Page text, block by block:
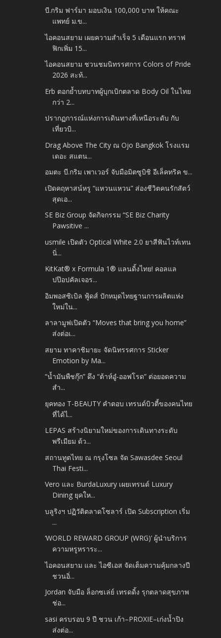
บี.กริม ฟาร์มา มอบเงิน 100,000 บาท ให้คณะ
แพทย์ ม.ข...
ไอคอนสยาม เผยความสำเร็จ 5 เดือนแรก ทราฟ
ฟิกเพิ่ม 15...
ไอคอนสยาม ชวนชมนิทรรศการ Colors of Pride
2026 สะท้...
Erb ตอกย้ำบทบาทผู้บุกเบิกตลาด Body Oil ในไทย
กว่า 2...
ปรากฏการณ์แห่งการเดินทางที่เหนือระดับ กับ
เที่ยวบิ...
Drag Above The City ณ Ojo Bangkok โรงแรม
เดอะ สแตน...
อมตะ บี.กริม เพาเวอร์ จับมือมิตซูบิชิ อีเล็คทริค ข...
เปิดคฤหาสน์หรู “แหวนแหวน” ส่องชีวิตคนรักสัตว์
สุดเอ...
SE Biz Group จัดกิจกรรม “SE Biz Charity
Pawsitive ...
usmile เปิดตัว Optical White 2.0 ยาสีฟันไวท์เทน
นิ่...
KitKat® x Formula 1® แลนดิ้งไทย! คอลแล
ปป๊อปคัลเจอร...
อิมพอสซิเบิล ฟู้ดส์ ปักหมุดไทยฐานการผลิตแห่ง
ใหม่ใน...
ลาลามูฟเปิดตัว “Moves that bring you home”
ส่งต่อเ...
สยาม ทาคาชิมายะ จัดนิทรรศการ Sticker
Emotion by Ma...
“น้ำมันพืชกุ๊ก” ดึง “ต้าห์อู๋-ออฟโรด” ต่อยอดความ
สำ...
ยุคทอง T-BEAUTY คำตอบ เทรนด์บิวตี้ของคนไทย
ที่ได้ไ...
LEPAS สร้างนิยามใหม่ของการเดินทางระดับ
พรีเมียม ด้ว...
สถานทูตไทย ณ กรุงโซล จัด Sawasdee Seoul
Thai Festi...
Vero และ BurdaLuxury เผยเทรนด์ Luxury
Dining ยุคให...
บลูริงฯ ปฏิวัติตลาดโซลาร์ เปิด Subscription เริ่ม
...
‘WORLD REWARD GROUP (WRG)’ ผู้นำบริการ
ความหรูหราระ...
ไอคอนสยาม และ ไอซีเอส จัดเต็มความคุ้มกลางปี
ชวนอิ่...
Jordan จับมือ ล็อกซเล่ย์ เทรดดิ้ง รุกตลาดสุขภาพ
ช่อ...
sasi ครบรอบ 9 ปี ชวน เก้า–PROXIE–เก่งน้ำปิง
ส่งต่อ...